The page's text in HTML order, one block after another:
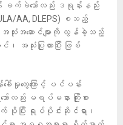
ရန် ခက်ခဲသော်လည်း ဒရုန်းနည်း
AA, DLEPS) စသည့်
သုံးအဆောင်များကို လွန်ခဲ့သည့်
သုံးပြုထားပြီး ဖြစ်
မှုတွေကြောင့် ပင်ပန်း
ည်း မရပ်မနား ကြိုးစား
ပြီး ရုပ်ပိုင်းဆိုင်ရာ၊